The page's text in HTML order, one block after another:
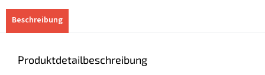
Beschreibung
Produktdetailbeschreibung